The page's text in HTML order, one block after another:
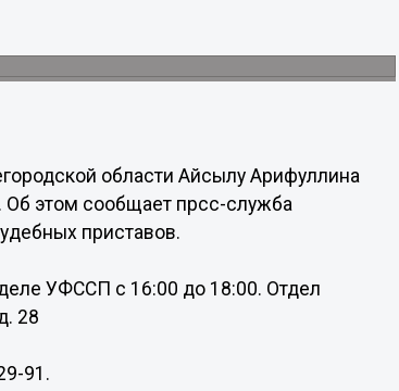
области Айсылу Арифуллина
Об этом сообщает прсс-служба
приставов.
УФССП с 16:00 до 18:00. Отдел
28
91.